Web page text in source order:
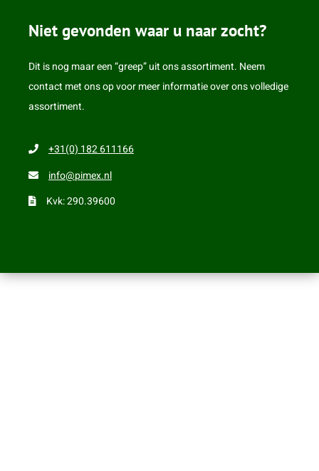
Niet gevonden waar u naar zocht?
Dit is nog maar een “greep” uit ons assortiment. Neem
contact met ons op voor meer informatie over ons volledige
assortiment.
+31(0) 182 611166
info@pimex.nl
Kvk: 290.39600